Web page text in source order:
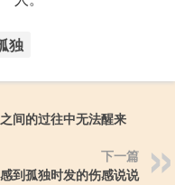
独
间的过往中无法醒来
下一篇
到孤独时发的伤感说说